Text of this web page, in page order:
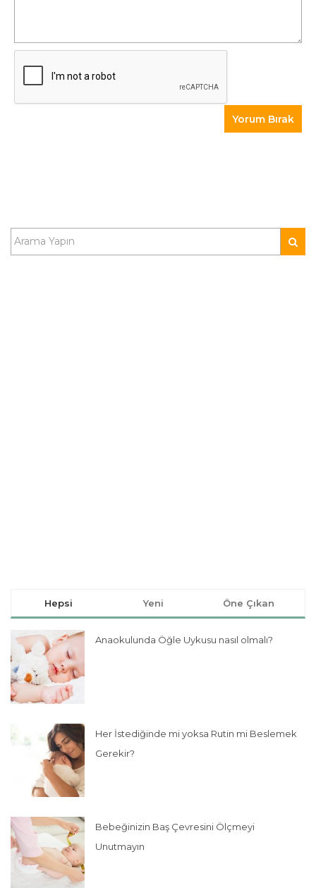
Hepsi Yeni Öne Çıkan
Anaokulunda Öğle Uykusu nasıl olmalı?
Her İstediğinde mi yoksa Rutin mi Beslemek
Gerekir?
Bebeğinizin Baş Çevresini Ölçmeyi
Unutmayın